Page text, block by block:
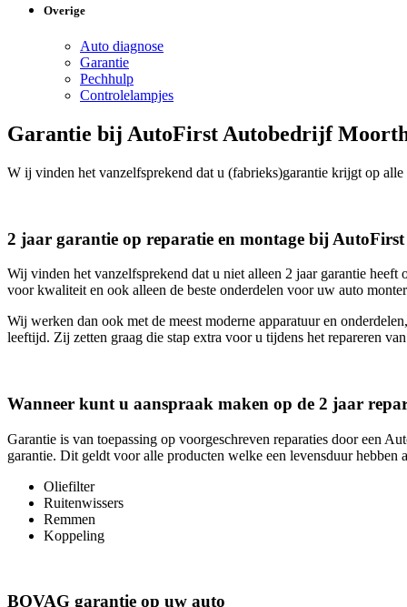
Overige
Auto diagnose
Garantie
Pechhulp
Controlelampjes
Garantie bij AutoFirst Autobedrijf
W ij vinden het vanzelfsprekend dat u (fabrieks)garantie krijgt op alle
2 jaar garantie op reparatie en montage bij
Wij vinden het vanzelfsprekend dat u niet alleen 2 jaar garantie
voor kwaliteit en ook alleen de beste onderdelen voor uw auto
Wij werken dan ook met de meest moderne apparatuur en
leeftijd. Zij zetten graag die stap extra voor u tijdens het repareren
Wanneer kunt u aanspraak maken op de 2 jaar
Garantie is van toepassing op voorgeschreven reparaties door een
garantie. Dit geldt voor alle producten welke een levensduur
Oliefilter
Ruitenwissers
Remmen
Koppeling
BOVAG garantie op uw auto